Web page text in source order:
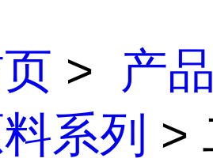
> 产
系列 >